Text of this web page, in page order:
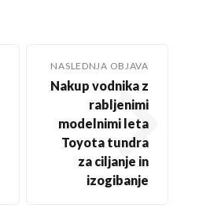
NASLEDNJA OBJAVA
Nakup vodnika z
rabljenimi
modelnimi leta
Toyota tundra
za ciljanje in
izogibanje